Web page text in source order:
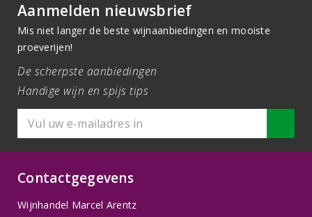
Aanmelden nieuwsbrief
Mis niet langer de beste wijnaanbiedingen en mooiste
proeverijen!
De scherpste aanbiedingen
Handige wijn en spijs tips
Contactgegevens
Wijnhandel Marcel Arentz